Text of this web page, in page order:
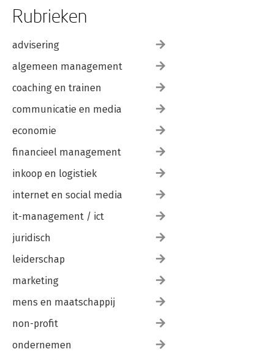
Rubrieken
advisering
algemeen management
coaching en trainen
communicatie en media
economie
financieel management
inkoop en logistiek
internet en social media
it-management / ict
juridisch
leiderschap
marketing
mens en maatschappij
non-profit
ondernemen